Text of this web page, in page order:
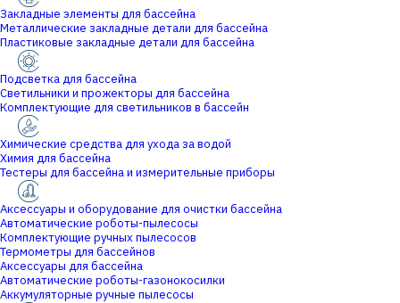
Закладные элементы для бассейна
Металлические закладные детали для бассейна
Пластиковые закладные детали для бассейна
Подсветка для бассейна
Светильники и прожекторы для бассейна
Комплектующие для светильников в бассейн
Химические средства для ухода за водой
Химия для бассейна
Тестеры для бассейна и измерительные приборы
Аксессуары и оборудование для очистки бассейна
Автоматические роботы-пылесосы
Комплектующие ручных пылесосов
Термометры для бассейнов
Аксессуары для бассейна
Автоматические роботы-газонокосилки
Аккумуляторные ручные пылесосы